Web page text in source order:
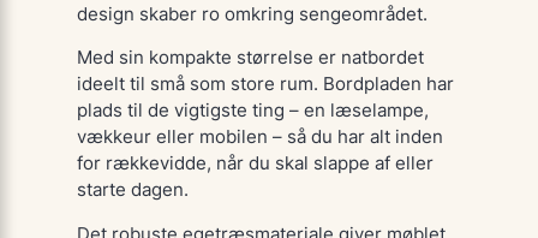
design skaber ro omkring sengeområdet.
Med sin kompakte størrelse er natbordet
ideelt til små som store rum. Bordpladen har
plads til de vigtigste ting – en læselampe,
vækkeur eller mobilen – så du har alt inden
for rækkevidde, når du skal slappe af eller
starte dagen.